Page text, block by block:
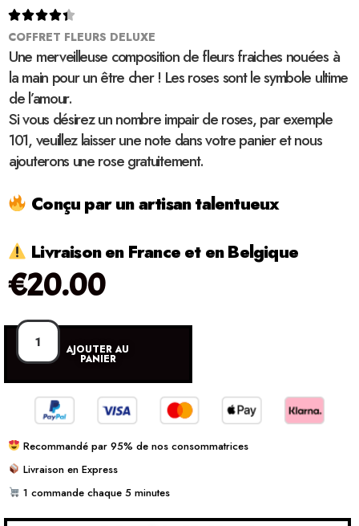

COFFRET FLEURS DELUXE
Une merveilleuse composition de fleurs fraiches nouées à
la main pour un être cher ! Les roses sont le symbole ultime
de l’amour.
Si vous désirez un nombre impair de roses, par exemple
101, veuillez laisser une note dans votre panier et nous
ajouterons une rose gratuitement.
Conçu par un artisan talentueux
Livraison en France et en Belgique
€20.00
AJOUTER AU
PANIER
Recommandé par 95% de nos consommatrices
Livraison en Express
1 commande chaque 5 minutes